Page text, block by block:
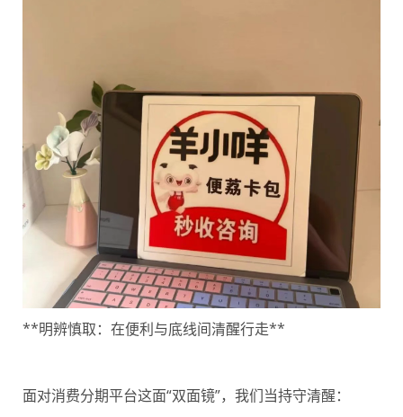
**明辨慎取：在便利与底线间清醒行走**
面对消费分期平台这面“双面镜”，我们当持守清醒：